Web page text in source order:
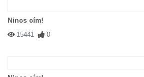
Nincs cím!
15441 0